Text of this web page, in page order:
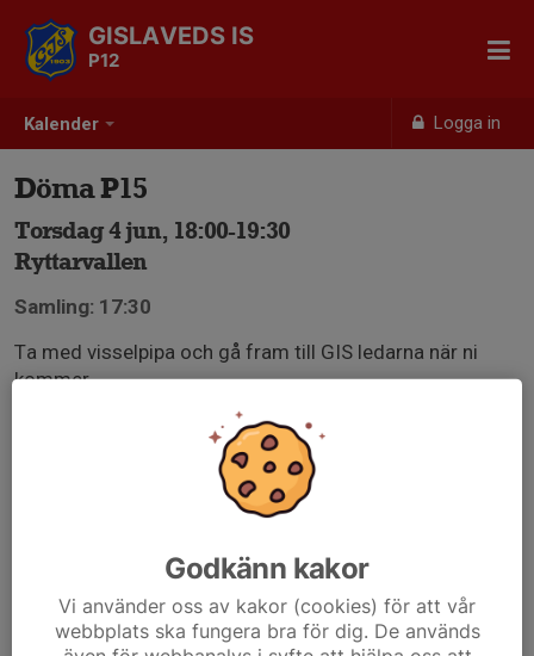
Kalender Logga in
GISLAVEDS IS
P12
Döma P15
Torsdag 4 jun, 18:00-19:30
Ryttarvallen
Samling: 17:30
Ta med visselpipa och gå fram till GIS ledarna när ni
kommer.
Godkänn kakor
Vi använder oss av kakor (cookies) för att vår
webbplats ska fungera bra för dig. De används